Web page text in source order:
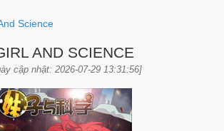
Science
AND SCIENCE
cập nhật: 2026-07-29 13:31:56]